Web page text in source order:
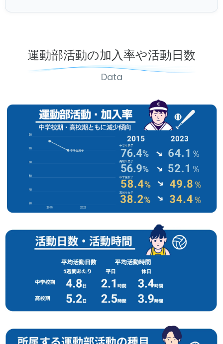
Sport Topics
スポーツ 歴史の検証
運動部活動の加入率や活動日数
Data